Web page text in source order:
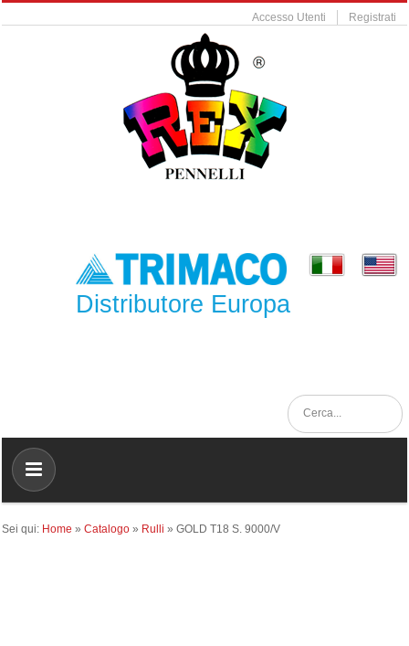
Accesso Utenti Registrati
Distributore Europa
Sei qui: Home » Catalogo » Rulli » GOLD T18 S. 9000/V